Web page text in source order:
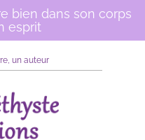
bien dans son corps
esprit